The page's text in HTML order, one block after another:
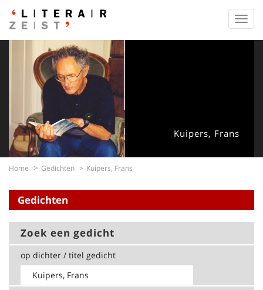
Kuipers, Frans
Home Gedichten Kuipers, Frans
Gedichten
Zoek een gedicht
op dichter / titel gedicht